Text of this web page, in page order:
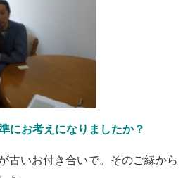
にお考えになりましたか？
古いお付き合いで。そのご縁から